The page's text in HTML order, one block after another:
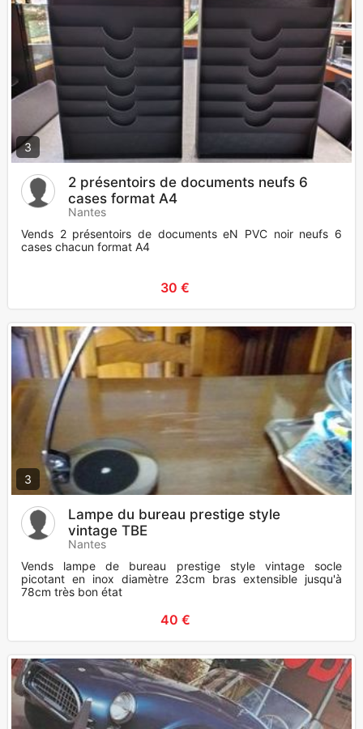
3
2 présentoirs de documents neufs 6
cases format A4
Nantes
Vends 2 présentoirs de documents eN PVC noir neufs 6
cases chacun format A4
30 €
3
Lampe du bureau prestige style
vintage TBE
Nantes
Vends lampe de bureau prestige style vintage socle
picotant en inox diamètre 23cm bras extensible jusqu'à
78cm très bon état
40 €